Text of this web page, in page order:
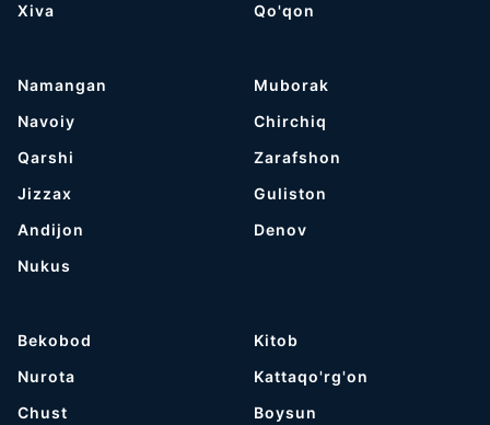
Хiva
Qo'qon
Namangan
Navoiy
Qarshi
Jizzax
Andijon
Nukus
Muborak
Chirchiq
Zarafshon
Guliston
Denov
Bekobod
Nurota
Chust
Kitob
Kattaqo'rg'on
Boysun